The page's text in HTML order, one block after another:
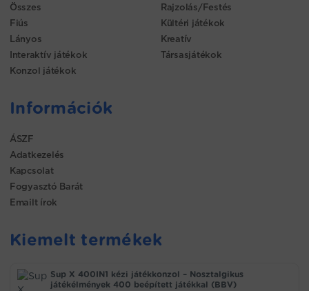
Összes
Fiús
Lányos
Interaktív játékok
Konzol játékok
Rajzolás/Festés
Kültéri játékok
Kreatív
Társasjátékok
Információk
ÁSZF
Adatkezelés
Kapcsolat
Fogyasztó Barát
Emailt írok
Kiemelt termékek
Sup X 400IN1 kézi játékkonzol – Nosztalgikus
játékélmények 400 beépített játékkal (BBV)